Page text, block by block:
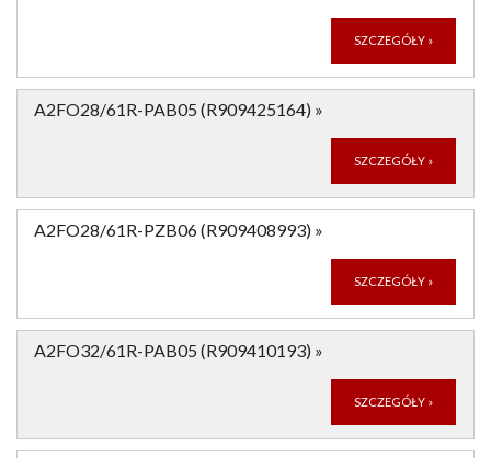
SZCZEGÓŁY »
A2FO28/61R-PAB05 (R909425164) »
SZCZEGÓŁY »
A2FO28/61R-PZB06 (R909408993) »
SZCZEGÓŁY »
A2FO32/61R-PAB05 (R909410193) »
SZCZEGÓŁY »